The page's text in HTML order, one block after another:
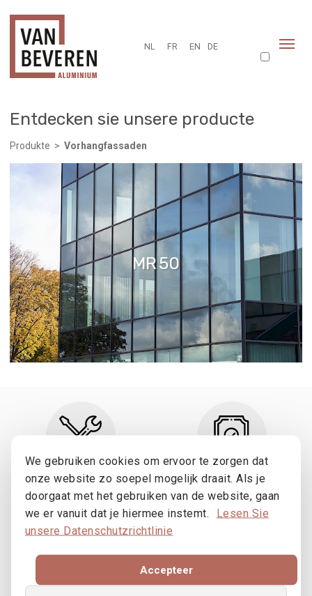
NL FR EN DE
Entdecken sie unsere producte
Produkte > Vorhangfassaden
MR 50
Pflege
Mehr lesen
Sicherheit
We gebruiken cookies om ervoor te zorgen dat
onze website zo soepel mogelijk draait. Als je
doorgaat met het gebruiken van de website, gaan
we er vanuit dat je hiermee instemt.
Lesen Sie
unsere Datenschutzrichtlinie
Accepteer